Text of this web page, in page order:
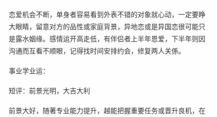
恋爱机会不断，单身者容易看到外表不错的对象就心动，一定要睁
大眼睛，留意对方的品性或家庭背景，异地恋或是异国恋很可能只
是露水姻缘。感情运开高走低，有伴侣者上半年恩爱，下半年则因
沟通而互看不顺眼，记得找时间安排约会，修复两人关係。
事业学业运：
短评：前景光明，大吉大利
前景大好，随著专业能力提升，越能把握重要任务或晋升良机，在